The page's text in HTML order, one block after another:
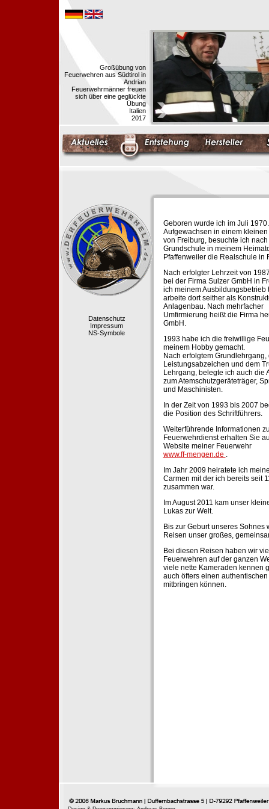
Großübung von
Feuerwehren aus Südtirol in
Andrian
Feuerwehrmänner freuen
sich über eine geglückte
Übung
Italien
2017
Datenschutz
Impressum
NS-Symbole
Geboren wurde ich im Juli 1970.
Aufgewachsen in einem kleinen
von Freiburg, besuchte ich nach
Grundschule in meinem
Pfaffenweiler die Realschule in
Nach erfolgter Lehrzeit von
bei der Firma Sulzer GmbH in
ich meinem Ausbildungsbetrieb
arbeite dort seither als
Anlagenbau. Nach mehrfacher
Umfirmierung heißt die Firma
GmbH.
1993 habe ich die freiwillige
meinem Hobby gemacht.
Nach erfolgtem Grundlehrgang,
Leistungsabzeichen und dem
Lehrgang, belegte ich auch die
zum Atemschutzgeräteträger,
und Maschinisten.
In der Zeit von 1993 bis 2007
die Position des Schriftführers.
Weiterführende Informationen
Feuerwehrdienst erhalten Sie
Website meiner Feuerwehr
www.ff-mengen.de .
Im Jahr 2009 heiratete ich
Carmen mit der ich bereits seit
zusammen war.
Im August 2011 kam unser
Lukas zur Welt.
Bis zur Geburt unseres Sohnes
Reisen unser großes,
Bei diesen Reisen haben wir
Feuerwehren auf der ganzen
viele nette Kameraden kennen
auch öfters einen
mitbringen können.